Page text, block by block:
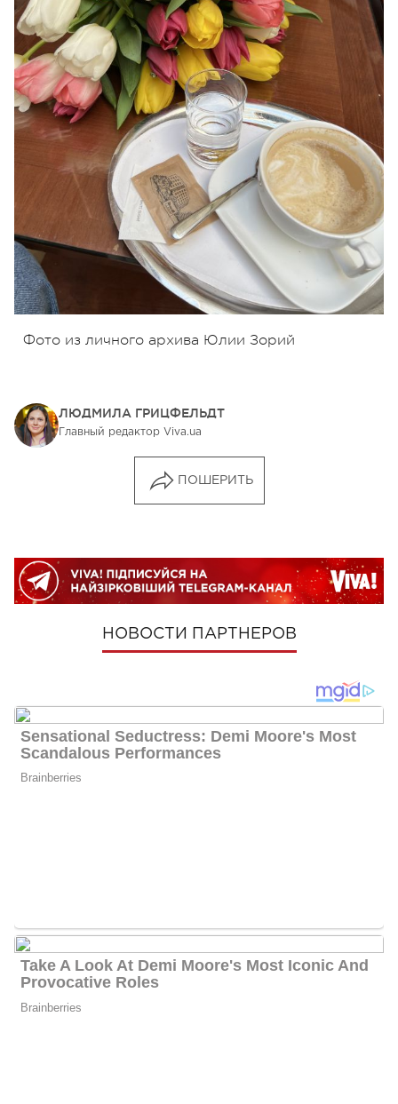
Фото из личного архива Юлии Зорий
ЛЮДМИЛА ГРИЦФЕЛЬДТ
Главный редактор Viva.ua
ПОШЕРИТЬ
НОВОСТИ ПАРТНЕРОВ